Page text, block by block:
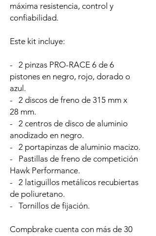
máxima resistencia, control y
confiabilidad.
Este kit incluye:
- 2 pinzas PRO-RACE 6 de 6
pistones en negro, rojo, dorado o
azul.
- 2 discos de freno de 315 mm x
28 mm.
- 2 centros de disco de aluminio
anodizado en negro.
- 2 portapinzas de aluminio macizo.
- Pastillas de freno de competición
Hawk Performance.
- 2 latiguillos metálicos recubiertas
de poliuretano.
- Tornillos de fijación.
Compbrake cuenta con más de 30